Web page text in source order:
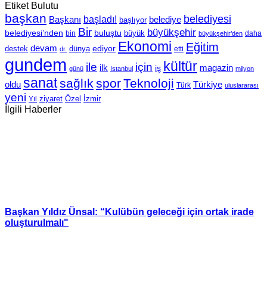
Etiket Bulutu
başkan Başkanı başladı! başlıyor belediye belediyesi
belediyesi’nden bin Bir buluştu büyük büyükşehir büyükşehir’den daha
destek devam dr. dünya ediyor Ekonomi etti Eğitim
gundem günü ile ilk Istanbul için iş kültür magazin milyon
oldu sanatsağlık sporTeknoloji Türk Türkiye uluslararası
yeni Yıl ziyaret Özel İzmir
İlgili Haberler
Başkan Yıldız Ünsal: “Kulübün geleceği için ortak irade
oluşturulmalı"